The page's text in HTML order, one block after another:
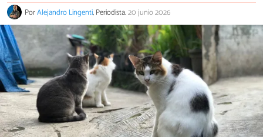
PorAlejandro Lingenti, Periodista.20 junio 2026